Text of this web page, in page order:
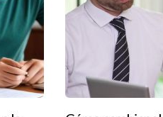
Al implementar
inmobiliarias con confianza.
asesoramiento
de ayudarte en cada paso